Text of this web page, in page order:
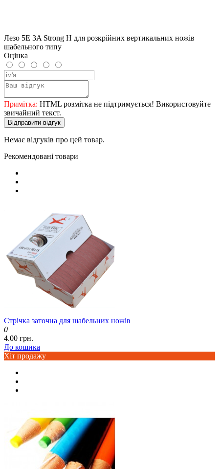
Лезо 5E 3A Strong H для розкрійних вертикальних ножів
шабельного типу
Оцінка
Примітка: HTML розмітка не підтримується! Використовуйте
звичайний текст.
Відправити відгук
Немає відгуків про цей товар.
Рекомендовані товари
Стрічка заточна для шабельних ножів
0
4.00 грн.
До кошика
Хіт продажу